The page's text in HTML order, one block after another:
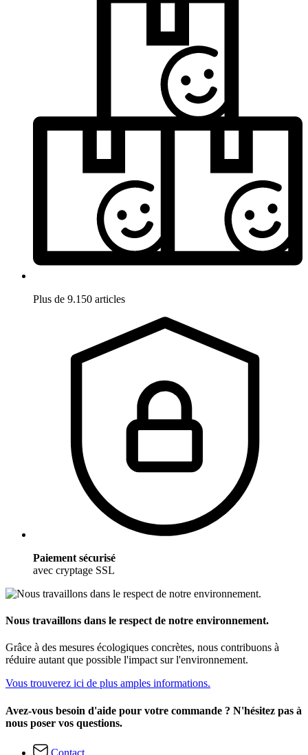
Plus de 9.150 articles
Paiement sécurisé
avec cryptage SSL
Nous travaillons dans le respect de notre environnement.
Grâce à des mesures écologiques concrètes, nous contribuons à
réduire autant que possible l'impact sur l'environnement.
Vous trouverez ici de plus amples informations.
Avez-vous besoin d'aide pour votre commande ? N'hésitez pas à
nous poser vos questions.
Contact